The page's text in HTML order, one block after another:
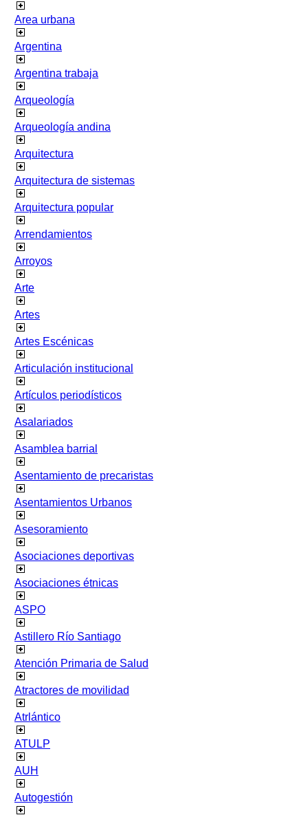
Area urbana
Argentina
Argentina trabaja
Arqueología
Arqueología andina
Arquitectura
Arquitectura de sistemas
Arquitectura popular
Arrendamientos
Arroyos
Arte
Artes
Artes Escénicas
Articulación institucional
Artículos periodísticos
Asalariados
Asamblea barrial
Asentamiento de precaristas
Asentamientos Urbanos
Asesoramiento
Asociaciones deportivas
Asociaciones étnicas
ASPO
Astillero Río Santiago
Atención Primaria de Salud
Atractores de movilidad
Atrlántico
ATULP
AUH
Autogestión